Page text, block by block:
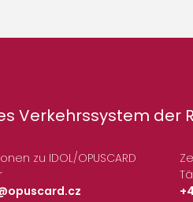
Verkehrssystem der
zu IDOL/OPUSCARD